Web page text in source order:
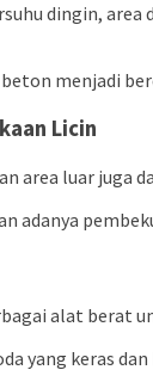
dingin,
menjadi
Licin
area luar juga
adanya
alat berat
yang keras